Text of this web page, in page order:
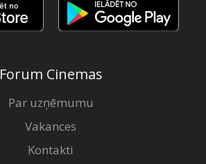
Forum Cinemas
Par uzņēmumu
Vakances
Kontakti